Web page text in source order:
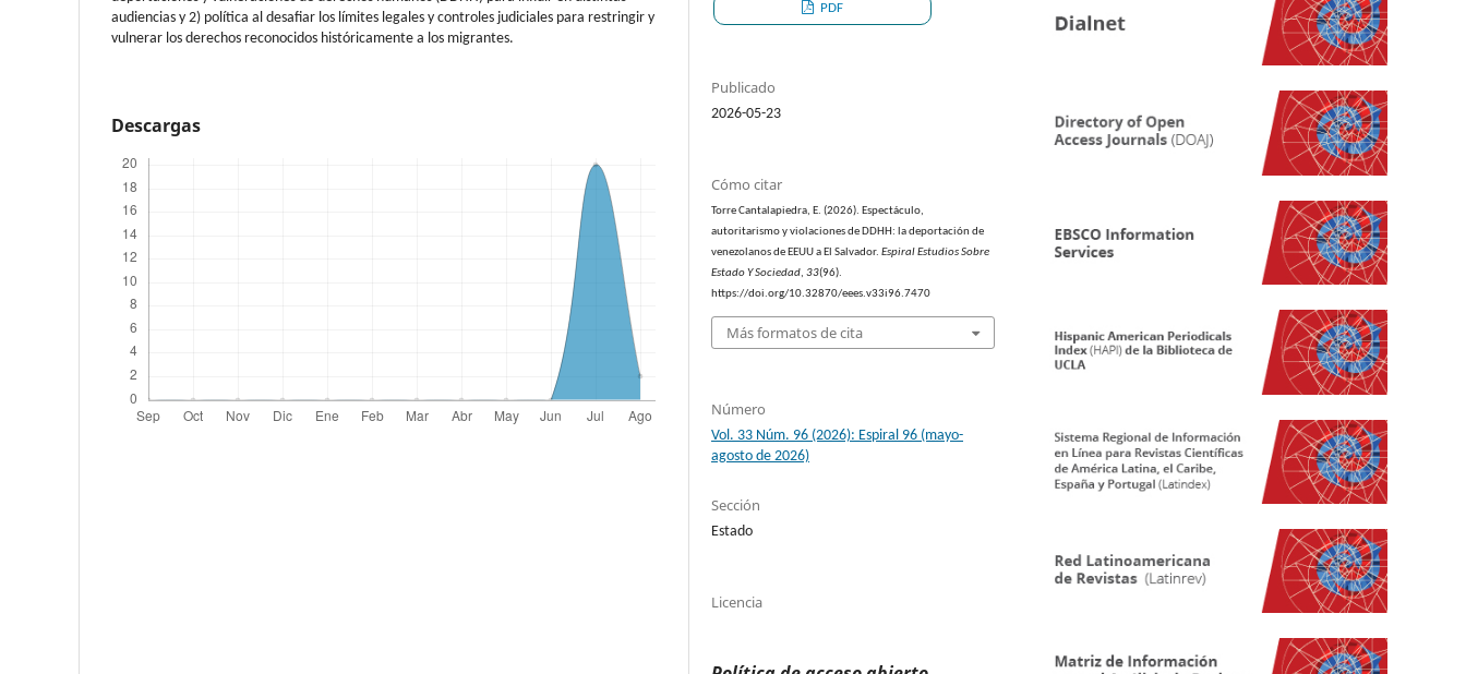
audiencias y 2) política al desafiar los límites legales y controles judiciales para restringir y
vulnerar los derechos reconocidos históricamente a los migrantes.
Descargas
PDF
Publicado
2026-05-23
Cómo citar
Torre Cantalapiedra, E. (2026). Espectáculo,
autoritarismo y violaciones de DDHH: la deportación de
venezolanos de EEUU a El Salvador.Espiral Estudios Sobre
Estado Y Sociedad,33(96).
https://doi.org/10.32870/eees.v33i96.7470
Más formatos de cita
Número
Vol. 33 Núm. 96 (2026): Espiral 96 (mayo-
agosto de 2026)
Sección
Estado
Licencia